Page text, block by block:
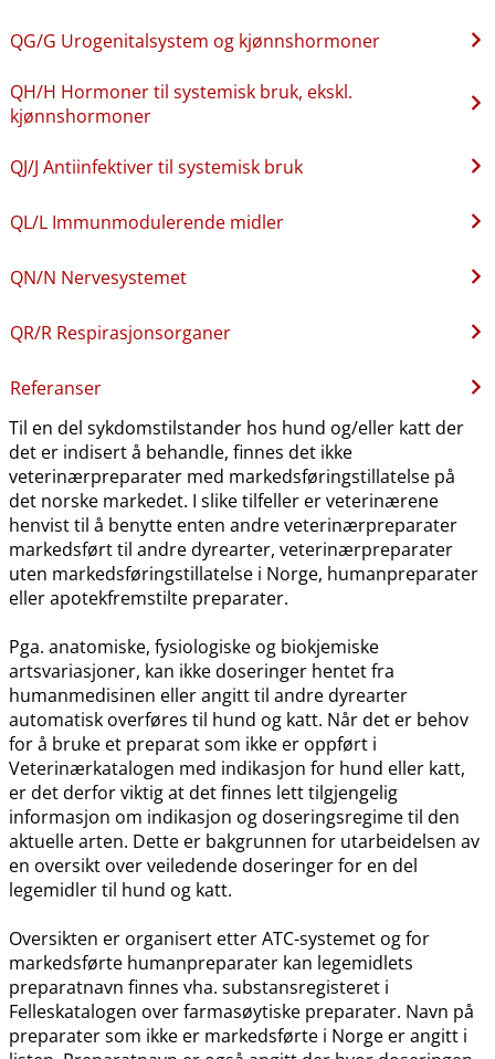
QG​/​G Urogenitalsystem og kjønnshormoner
QH​/​H Hormoner til systemisk bruk, ekskl.
kjønnshormoner
QJ​/​J Antiinfektiver til systemisk bruk
QL​/​L Immunmodulerende midler
QN​/​N Nervesystemet
QR​/​R Respirasjonsorganer
Referanser
Til en del sykdomstilstander hos hund og​/​eller katt der
det er indisert å behandle, finnes det ikke
veterinærpreparater med markedsføringstillatelse på
det norske markedet. I slike tilfeller er veterinærene
henvist til å benytte enten andre veterinærpreparater
markedsført til andre dyrearter, veterinærpreparater
uten markedsføringstillatelse i Norge, humanpreparater
eller apotekfremstilte preparater.
Pga. anatomiske, fysiologiske og biokjemiske
artsvariasjoner, kan ikke doseringer hentet fra
humanmedisinen eller angitt til andre dyrearter
automatisk overføres til hund og katt. Når det er behov
for å bruke et preparat som ikke er oppført i
Veterinærkatalogen med indikasjon for hund eller katt,
er det derfor viktig at det finnes lett tilgjengelig
informasjon om indikasjon og doseringsregime til den
aktuelle arten. Dette er bakgrunnen for utarbeidelsen av
en oversikt over veiledende doseringer for en del
legemidler til hund og katt.
Oversikten er organisert etter ATC-systemet og for
markedsførte humanpreparater kan legemidlets
preparatnavn finnes vha. substansregisteret i
Felleskatalogen over farmasøytiske preparater. Navn på
preparater som ikke er markedsførte i Norge er angitt i